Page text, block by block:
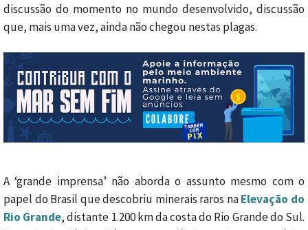
discussão do momento no mundo desenvolvido, discussão
que, mais uma vez, ainda não chegou nestas plagas.
A ‘grande imprensa’ não aborda o assunto mesmo com o
papel do Brasil que descobriu minerais raros naElevação do
Rio Grande, distante 1.200 km da costa do Rio Grande do Sul.